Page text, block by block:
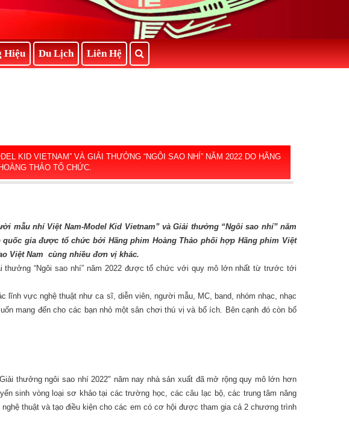
Hiệu Du Lịch Liên Hệ
KID VIETNAM” VÀ GIẢI THƯỞNG “NGÔI SAO NHÍ” NĂM 2022 DO HÃNG
THẢO TỔ CHỨC.
mẫu nhí Việt Nam-Model Kid Vietnam” và Giải thưởng “Ngôi sao nhí” năm
quốc gia được tổ chức bởi Hãng phim Hoàng Thảo phối hợp Hãng phim Việt
Việt Nam cùng nhiều đơn vịkhác.
thưởng “Ngôi sao nhí” năm 2022 được tổ chức với quy mô lớn nhất từ trước tới
lĩnh vực nghệ thuật như ca sĩ, diễn viên, người mẫu, MC, band, nhóm nhạc, nhạc
mang đến cho các bạn nhỏ một sân chơi thú vị và bổ ích. Bên cạnh đó còn bổ
thưởng ngôi sao nhí 2022" năm nay nhà sản xuất đã mở rộng quy mô lớn hơn
sinh vòng loại sơ khảo tại các trường học, các câu lạc bộ, các trung tâm năng
thuật và tạo điều kiện cho các em có cơ hội được tham gia cả 2 chương trình